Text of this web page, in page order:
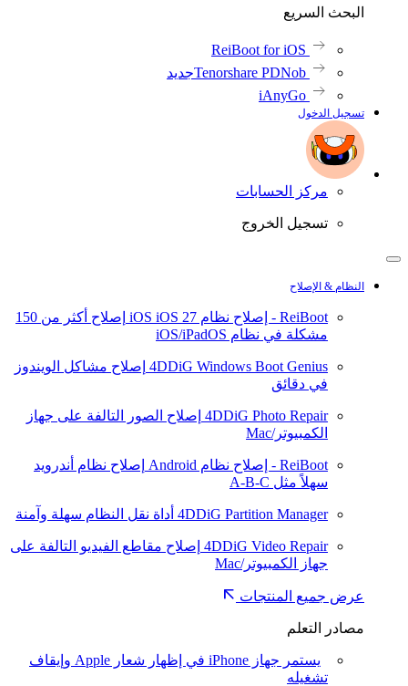
البحث السريع
ReiBoot for iOS
Tenorshare PDNobجديد
iAnyGo
تسجيل الدخول
مركز الحسابات
تسجيل الخروج
النظام & الإصلاح
ReiBoot - إصلاح نظام iOS iOS 27
إصلاح أكثر من 150
مشكلة في نظام iOS/iPadOS
4DDiG Windows Boot Genius إصلاح مشاكل الويندوز
في دقائق
4DDiG Photo Repair إصلاح الصور التالفة على جهاز
الكمبيوتر/Mac
ReiBoot - إصلاح نظام Android
إصلاح نظام أندرويد
سهلاً مثل A-B-C
4DDiG Partition Manager أداة نقل النظام سهلة وآمنة
4DDiG Video Repair إصلاح مقاطع الفيديو التالفة على
جهاز الكمبيوتر/Mac
عرض جميع المنتجات
مصادر التعلم
يستمر جهاز iPhone في إظهار شعار Apple وإيقاف
تشغيله